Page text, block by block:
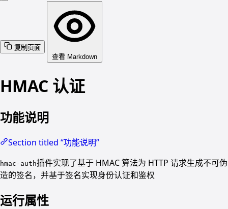
复制页面
查看 Markdown
HMAC 认证
功能说明
Section titled “功能说明”
hmac-auth插件实现了基于 HMAC 算法为 HTTP 请求生成不可伪
造的签名，并基于签名实现身份认证和鉴权
运行属性